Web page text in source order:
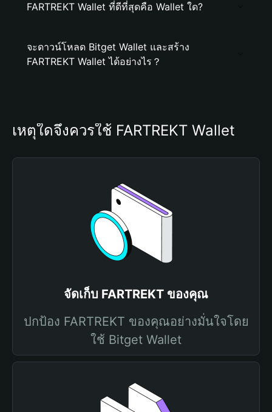
FARTREKT Wallet ที่ดีที่สุดคือ Wallet ใด?
จะดาวน์โหลด Bitget Wallet และสร้าง
FARTREKT Wallet ได้อย่างไร？
เหตุใดจึงควรใช้ FARTREKT Wallet
จัดเก็บ FARTREKT ของคุณ
ปกป้อง FARTREKT ของคุณอย่างมั่นใจโดย
ใช้ Bitget Wallet